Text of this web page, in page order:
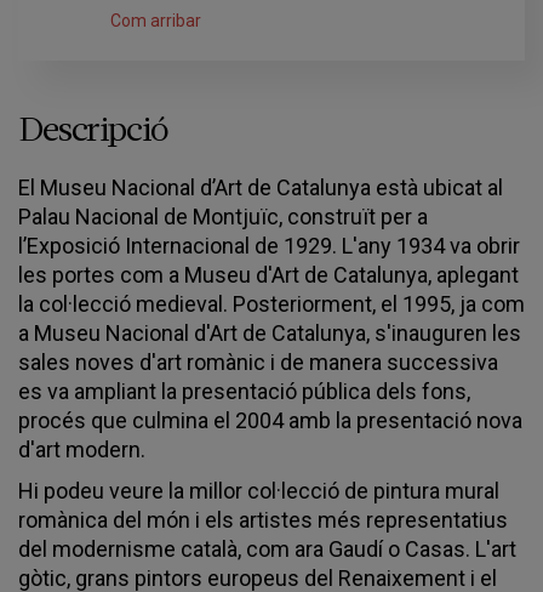
Com arribar
Descripció
El Museu Nacional d’Art de Catalunya està ubicat al
Palau Nacional de Montjuïc, construït per a
l’Exposició Internacional de 1929. L'any 1934 va obrir
les portes com a Museu d'Art de Catalunya, aplegant
la col·lecció medieval. Posteriorment, el 1995, ja com
a Museu Nacional d'Art de Catalunya, s'inauguren les
sales noves d'art romànic i de manera successiva
es va ampliant la presentació pública dels fons,
procés que culmina el 2004 amb la presentació nova
d'art modern.
Hi podeu veure la millor col·lecció de pintura mural
romànica del món i els artistes més representatius
del modernisme català, com ara Gaudí o Casas. L'art
gòtic, grans pintors europeus del Renaixement i el